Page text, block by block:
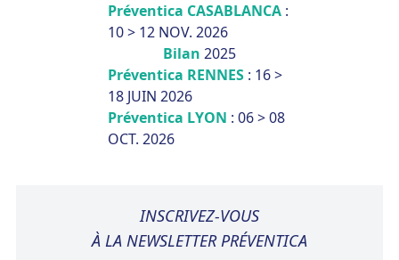
Préventica CASABLANCA :
10 > 12 NOV. 2026
Bilan 2025
Préventica RENNES : 16 >
18 JUIN 2026
Préventica LYON : 06 > 08
OCT. 2026
INSCRIVEZ-VOUS
À LA NEWSLETTER PRÉVENTICA